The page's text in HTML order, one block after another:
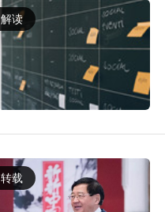
解读
转载